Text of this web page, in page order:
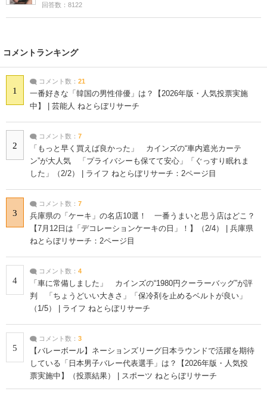
回答数：8122
コメントランキング
1
コメント数： 21
一番好きな「韓国の男性俳優」は？【2026年版・人気投票実施
中】 | 芸能人 ねとらぼリサーチ
2
コメント数： 7
「もっと早く買えば良かった」 カインズの“車内遮光カーテ
ン”が大人気 「プライバシーも保てて安心」「ぐっすり眠れま
した」（2/2） | ライフ ねとらぼリサーチ：2ページ目
3
コメント数： 7
兵庫県の「ケーキ」の名店10選！ 一番うまいと思う店はどこ？
【7月12日は「デコレーションケーキの日」！】（2/4） | 兵庫県
ねとらぼリサーチ：2ページ目
4
コメント数： 4
「車に常備しました」 カインズの“1980円クーラーバッグ”が評
判 「ちょうどいい大きさ」「保冷剤を止めるベルトが良い」
（1/5） | ライフ ねとらぼリサーチ
5
コメント数： 3
【バレーボール】ネーションズリーグ日本ラウンドで活躍を期待
している「日本男子バレー代表選手」は？【2026年版・人気投
票実施中】（投票結果） | スポーツ ねとらぼリサーチ